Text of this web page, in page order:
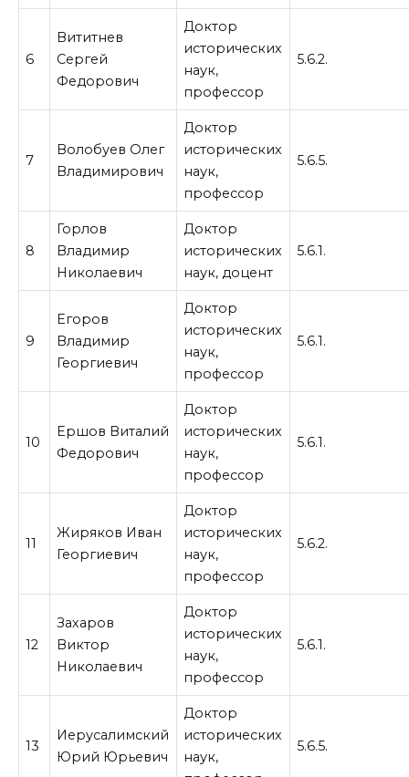
6
Вититнев
Сергей
Федорович
Доктор
исторических
наук,
профессор
5.6.2.
7
Волобуев Олег
Владимирович
Доктор
исторических
наук,
профессор
5.6.5.
8
Горлов
Владимир
Николаевич
Доктор
исторических
наук, доцент
5.6.1.
9
Егоров
Владимир
Георгиевич
Доктор
исторических
наук,
профессор
5.6.1.
10
Ершов Виталий
Федорович
Доктор
исторических
наук,
профессор
5.6.1.
11
Жиряков Иван
Георгиевич
Доктор
исторических
наук,
профессор
5.6.2.
12
Захаров
Виктор
Николаевич
Доктор
исторических
наук,
профессор
5.6.1.
13
Иерусалимский
Юрий Юрьевич
Доктор
исторических
наук,
5.6.5.